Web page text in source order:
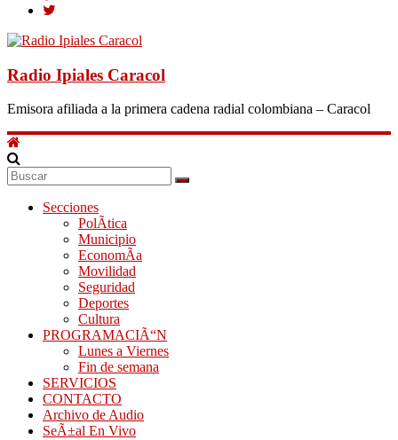
Radio Ipiales Caracol
Emisora afiliada a la primera cadena radial colombiana – Caracol
Secciones
PolÃ­tica
Municipio
EconomÃ­a
Movilidad
Seguridad
Deportes
Cultura
PROGRAMACIÃ“N
Lunes a Viernes
Fin de semana
SERVICIOS
CONTACTO
Archivo de Audio
SeÃ±al En Vivo